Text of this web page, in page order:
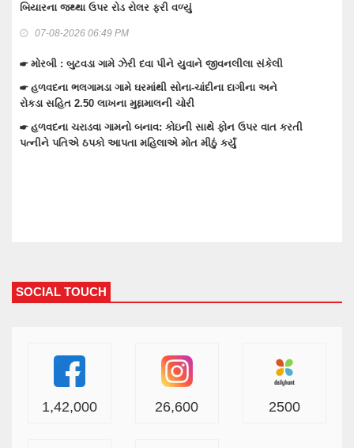
રોડ રોલર ફરી વળ્યું
PM
ગામે ઝેરી દવા પીને યુવાને જીવનલીલા સંકેલી
ગામે ઘરમાંથી સોના-ચાંદીના દાગીના અને
લાખના મુદ્દામાલની ચોરી
ગામનો બનાવ: કોઇની સાથે ફોન ઉપર વાત કરતી
આપતા મહિલાએ મોત મીઠું કર્યું
☛ વાંકાનેરના ગુંદાખડા
ઇલેક્ટ્રીક શોટ લાગતા
ઉપડતા મોત નીપજ્યું
SOCIAL TOUCH
1,42,000 26,600 2500